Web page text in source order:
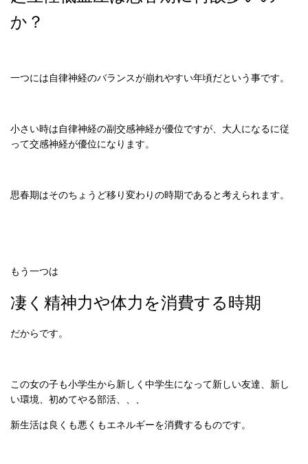
か？
一つには自律神経のバランスが崩れやすい年頃だという事です。
小さい時は自律神経の副交感神経が優位ですが、大人になるに従
って交感神経が優位になります。
思春期はそのちょうど移り変わりの時期であると考えられます。
もう一つは
凄く精神力や体力を消費する時期
だからです。
この女の子も小学生から新しく中学生になって新しい友達、新し
い環境、初めてやる部活、、、
新生活は良くも悪くもエネルギーを消費するものです。